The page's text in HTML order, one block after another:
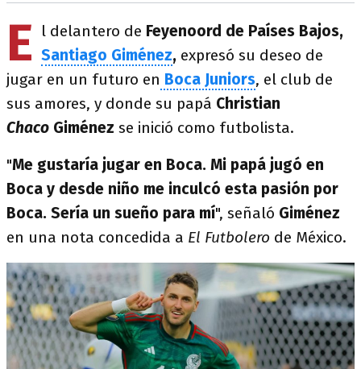
E l delantero de Feyenoord de Países Bajos,
Santiago Giménez, expresó su deseo de
jugar en un futuro en Boca Juniors, el club de
sus amores, y donde su papá Christian
Chaco Giménez se inició como futbolista.
"Me gustaría jugar en Boca. Mi papá jugó en
Boca y desde niño me inculcó esta pasión por
Boca. Sería un sueño para mí", señaló Giménez
en una nota concedida a El Futbolero de México.